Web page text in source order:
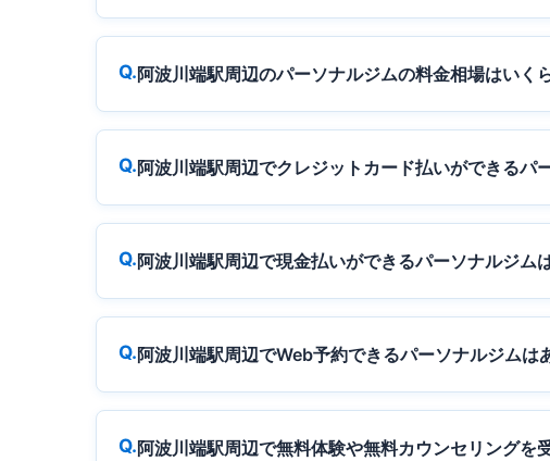
阿波川端駅周辺のパーソナルジムの料金相場はいく
阿波川端駅周辺でクレジットカード払いができるパ
阿波川端駅周辺で現金払いができるパーソナルジム
阿波川端駅周辺でWeb予約できるパーソナルジムは
阿波川端駅周辺で無料体験や無料カウンセリングを